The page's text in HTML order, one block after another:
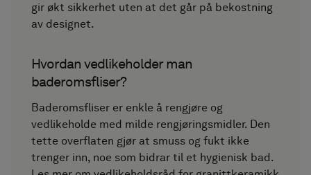
gir økt sikkerhet uten at det går på bekostning
av designet.
Hvordan vedlikeholder man
baderomsfliser?
Baderomsfliser er enkle å rengjøre og
vedlikeholde med milde rengjøringsmidler. Den
tette overflaten gjør at smuss og fukt ikke
trenger inn, noe som bidrar til et hygienisk bad.